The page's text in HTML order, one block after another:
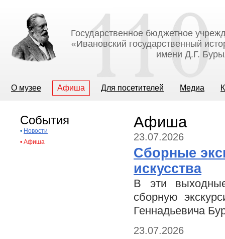
Государственное бюджетное
«Ивановский государственный
имени Д.Г.
О музее Афиша Для посетителей Медиа
События
• Новости
• Афиша
Афиша
23.07.2026
Сборные
искусства
В эти
сборную
Геннадьевича
23.07.2026